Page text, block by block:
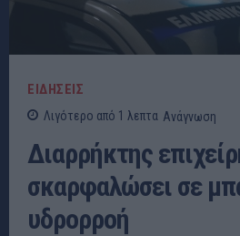
ΕΙΔΗΣΕΙΣ
Λιγότερο από 1 λεπτα Ανάγνωση
Διαρρήκτης
σκαρφαλώσει σε
υδρορροή